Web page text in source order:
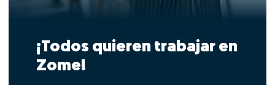
¡Todos quieren trabajar en
Zome!